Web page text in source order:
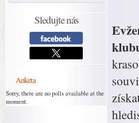
Sledujte nás
Anketa
Sorry, there are no polls available at the
moment.